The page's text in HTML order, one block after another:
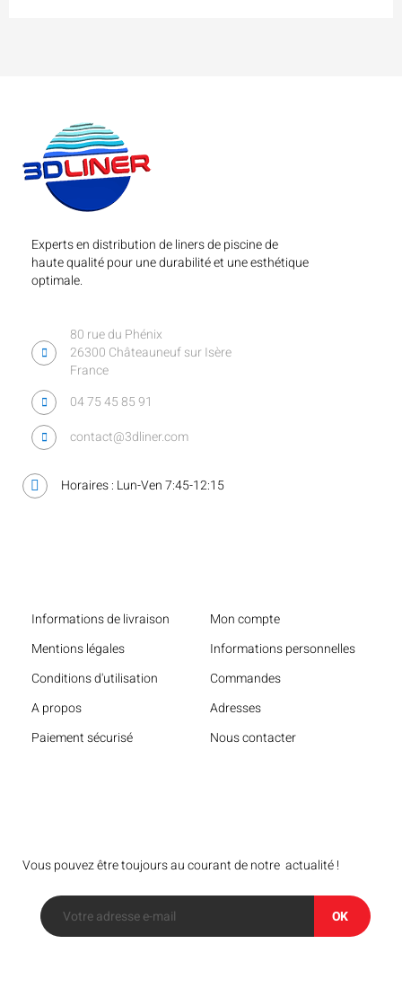
Experts en distribution de liners de piscine de
haute qualité pour une durabilité et une esthétique
optimale.
80 rue du Phénix
26300 Châteauneuf sur Isère
France
04 75 45 85 91
contact@3dliner.com
Horaires : Lun-Ven 7:45-12:15
Informations de livraison
Mentions légales
Conditions d'utilisation
A propos
Paiement sécurisé
Mon compte
Informations personnelles
Commandes
Adresses
Nous contacter
Vous pouvez être toujours au courant de notre actualité !
OK